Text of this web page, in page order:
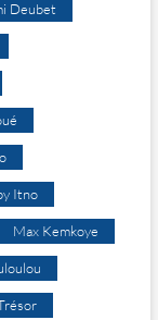
Deubet
Itno
Max Kemkoye